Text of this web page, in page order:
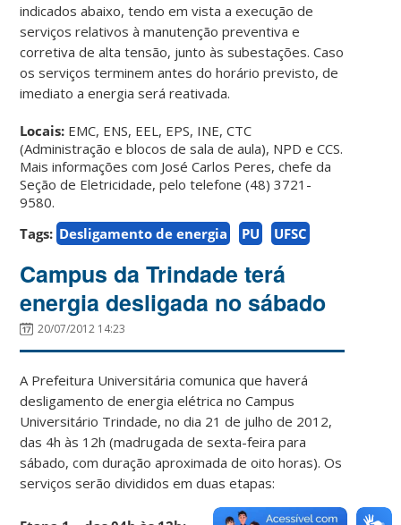
indicados abaixo, tendo em vista a execução de
serviços relativos à manutenção preventiva e
corretiva de alta tensão, junto às subestações. Caso
os serviços terminem antes do horário previsto, de
imediato a energia será reativada.
Locais: EMC, ENS, EEL, EPS, INE, CTC
(Administração e blocos de sala de aula), NPD e CCS.
Mais informações com José Carlos Peres, chefe da
Seção de Eletricidade, pelo telefone (48) 3721-
9580.
Tags: Desligamento de energia PU UFSC
Campus da Trindade terá
energia desligada no sábado
20/07/2012 14:23
A Prefeitura Universitária comunica que haverá
desligamento de energia elétrica no Campus
Universitário Trindade, no dia 21 de julho de 2012,
das 4h às 12h (madrugada de sexta-feira para
sábado, com duração aproximada de oito horas). Os
serviços serão divididos em duas etapas: